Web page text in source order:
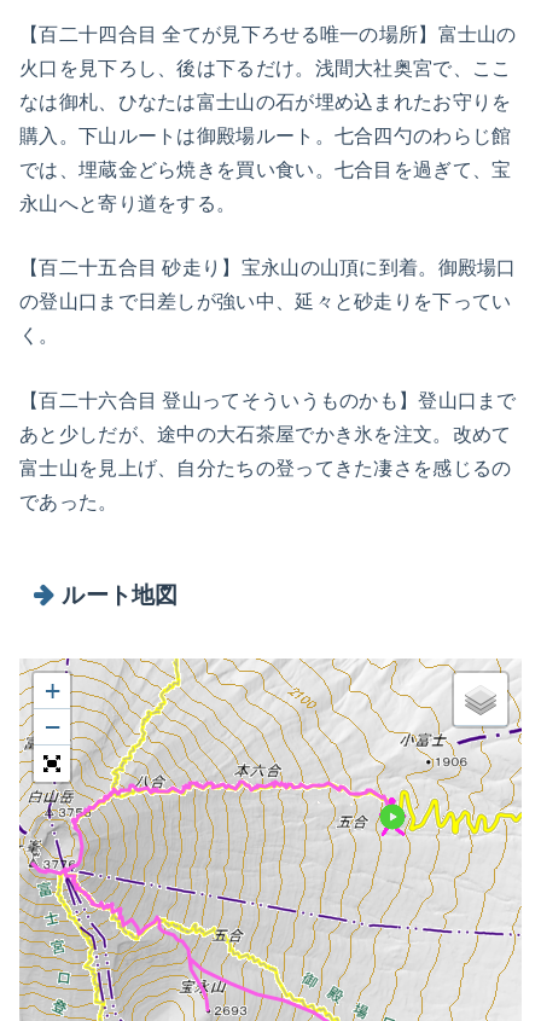
【百二十四合目 全てが見下ろせる唯一の場所】富士山の
火口を見下ろし、後は下るだけ。浅間大社奥宮で、ここ
なは御札、ひなたは富士山の石が埋め込まれたお守りを
購入。下山ルートは御殿場ルート。七合四勺のわらじ館
では、埋蔵金どら焼きを買い食い。七合目を過ぎて、宝
永山へと寄り道をする。
【百二十五合目 砂走り】宝永山の山頂に到着。御殿場口
の登山口まで日差しが強い中、延々と砂走りを下ってい
く。
【百二十六合目 登山ってそういうものかも】登山口まで
あと少しだが、途中の大石茶屋でかき氷を注文。改めて
富士山を見上げ、自分たちの登ってきた凄さを感じるの
であった。
ルート地図
+
−